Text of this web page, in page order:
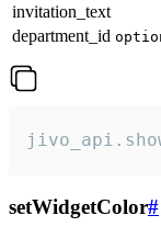
invitation_text
department_id
setWidgetColor#